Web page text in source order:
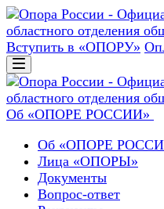
Вступить в «ОПОРУ»
Об «ОПОРЕ РОССИИ»
Об «ОПОРЕ
Лица «ОПОРЫ»
Документы
Вопрос-ответ